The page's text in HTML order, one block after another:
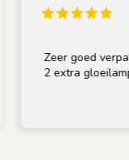
goed verpakt en op
gloeilampen bij,